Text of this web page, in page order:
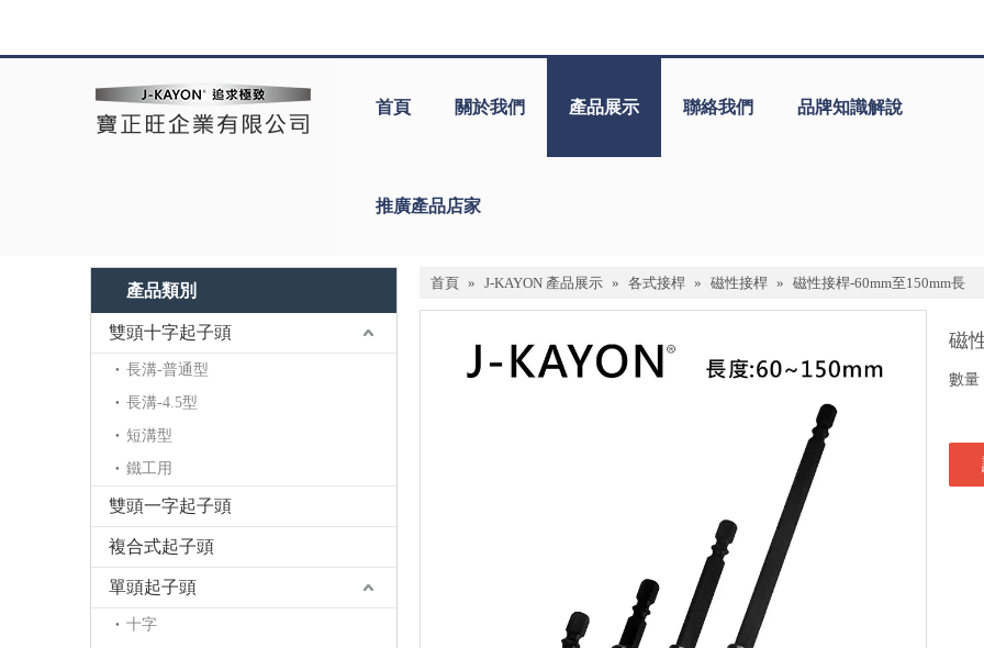
首頁 關於我們 產品展示 聯絡我們 品牌知識解說
推廣產品店家
產品類別
雙頭十字起子頭
長溝-普通型
長溝-4.5型
短溝型
鐵工用
雙頭一字起子頭
複合式起子頭
單頭起子頭
十字
首頁 » J-KAYON 產品展示 » 各式接桿 » 磁性接桿 » 磁性接桿-60mm至150mm長
磁
數量